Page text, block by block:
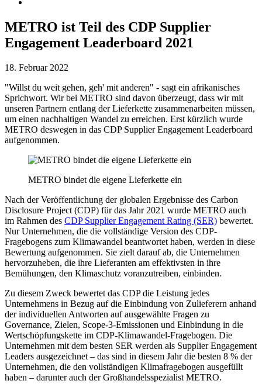
METRO ist Teil des CDP Supplier
Engagement Leaderboard 2021
18. Februar 2022
"Willst du weit gehen, geh' mit anderen" - sagt ein afrikanisches
Sprichwort. Wir bei METRO sind davon überzeugt, dass wir mit
unseren Partnern entlang der Lieferkette zusammenarbeiten müssen,
um einen nachhaltigen Wandel zu erreichen. Erst kürzlich wurde
METRO deswegen in das CDP Supplier Engagement Leaderboard
aufgenommen.
METRO bindet die eigene Lieferkette ein
Nach der Veröffentlichung der globalen Ergebnisse des Carbon
Disclosure Project (CDP) für das Jahr 2021 wurde METRO auch
im Rahmen des CDP Supplier Engagement Rating (SER) bewertet.
Nur Unternehmen, die die vollständige Version des CDP-
Fragebogens zum Klimawandel beantwortet haben, werden in diese
Bewertung aufgenommen. Sie zielt darauf ab, die Unternehmen
hervorzuheben, die ihre Lieferanten am effektivsten in ihre
Bemühungen, den Klimaschutz voranzutreiben, einbinden.
Zu diesem Zweck bewertet das CDP die Leistung jedes
Unternehmens in Bezug auf die Einbindung von Zulieferern anhand
der individuellen Antworten auf ausgewählte Fragen zu
Governance, Zielen, Scope-3-Emissionen und Einbindung in die
Wertschöpfungskette im CDP-Klimawandel-Fragebogen. Die
Unternehmen mit dem besten SER werden als Supplier Engagement
Leaders ausgezeichnet – das sind in diesem Jahr die besten 8 % der
Unternehmen, die den vollständigen Klimafragebogen ausgefüllt
haben – darunter auch der Großhandelsspezialist METRO.